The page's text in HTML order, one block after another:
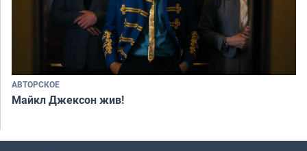
АВТОРСКОЕ
Майкл Джексон жив!